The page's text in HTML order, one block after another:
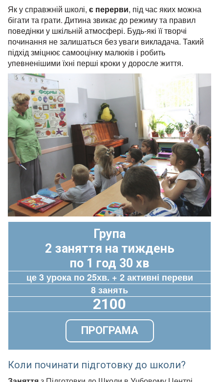
Як у справжній школі, є перерви, під час яких можна
бігати та грати. Дитина звикає до режиму та правил
поведінки у шкільній атмосфері. Будь-які її творчі
починання не залишаться без уваги викладача. Такий
підхід зміцнює самооцінку малюків і робить
упевненішими їхні перші кроки у доросле життя.
Група
2 заняття на тиждень
по 1 год 30 хв
це 3 урока по 25хв. + 2 активні переви
8 занять
2100
ПРОГРАМА
Коли починати підготовку до школи?